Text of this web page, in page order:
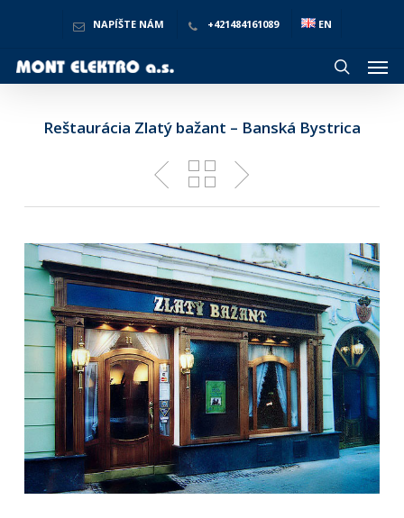
NAPÍŠTE NÁM +421484161089 EN
search
Reštaurácia Zlatý bažant – Banská Bystrica